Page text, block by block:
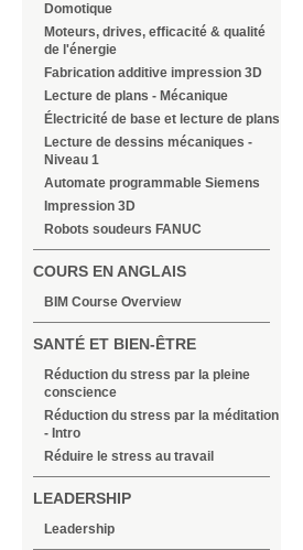
Domotique
Moteurs, drives, efficacité & qualité
de l'énergie
Fabrication additive impression 3D
Lecture de plans - Mécanique
Électricité de base et lecture de plans
Lecture de dessins mécaniques -
Niveau 1
Automate programmable Siemens
Impression 3D
Robots soudeurs FANUC
COURS EN ANGLAIS
BIM Course Overview
SANTÉ ET BIEN-ÊTRE
Réduction du stress par la pleine
conscience
Réduction du stress par la méditation
- Intro
Réduire le stress au travail
LEADERSHIP
Leadership